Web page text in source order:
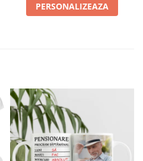
PERSONALIZEAZA